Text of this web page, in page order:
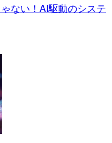
ない！AI駆動のシステ